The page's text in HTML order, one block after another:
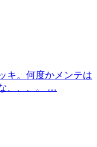
キ。何度かメンテは
、、、。 …